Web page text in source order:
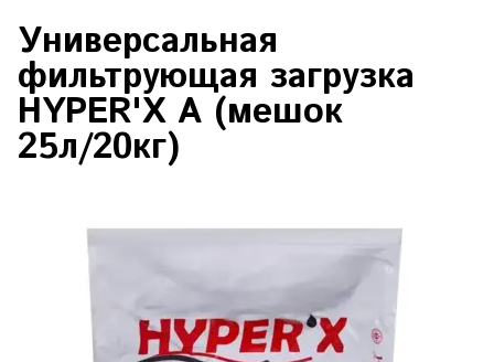
Универсальная
фильтрующая загрузка
HYPER'X А (мешок
25л/20кг)